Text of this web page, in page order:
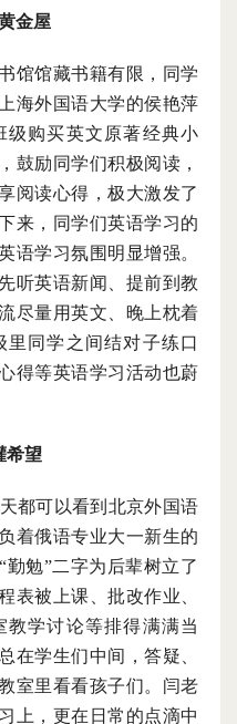
金屋
馆馆藏书籍有限，同学
海外国语大学的侯艳萍
级购买英文原著经典小
鼓励同学们积极阅读，
阅读心得，极大激发了
来，同学们英语学习的
语学习氛围明显增强。
听英语新闻、提前到教
尽量用英文、晚上枕着
同学之间结对子练口
得等英语学习活动也蔚
希望
都可以看到北京外国语
着俄语专业大一新生的
勉”二字为后辈树立了
表被上课、批改作业、
学讨论等排得满满当
在学生们中间，答疑、
室里看看孩子们。闫老
上，更在日常的点滴中